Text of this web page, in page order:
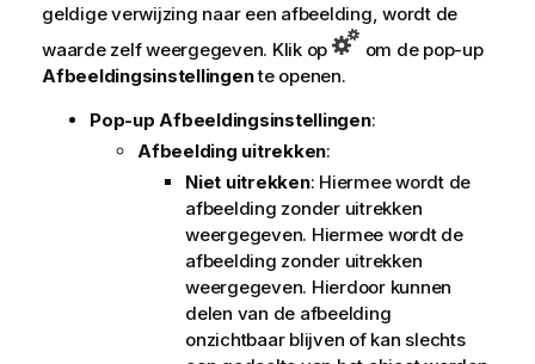
geldige verwijzing naar een afbeelding, wordt de
waarde zelf weergegeven. Klik op
om de pop-up
Afbeeldingsinstellingente openen.
Pop-up Afbeeldingsinstellingen:
Afbeelding uitrekken:
Niet uitrekken: Hiermee wordt de
afbeelding zonder uitrekken
weergegeven. Hiermee wordt de
afbeelding zonder uitrekken
weergegeven. Hierdoor kunnen
delen van de afbeelding
onzichtbaar blijven of kan slechts